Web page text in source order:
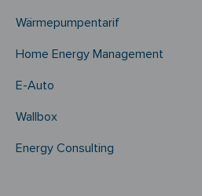
Wärmepumpentarif
Home Energy Management
E-Auto
Wallbox
Energy Consulting